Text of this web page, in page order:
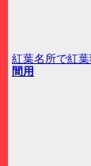
紅葉名所で紅葉
間用